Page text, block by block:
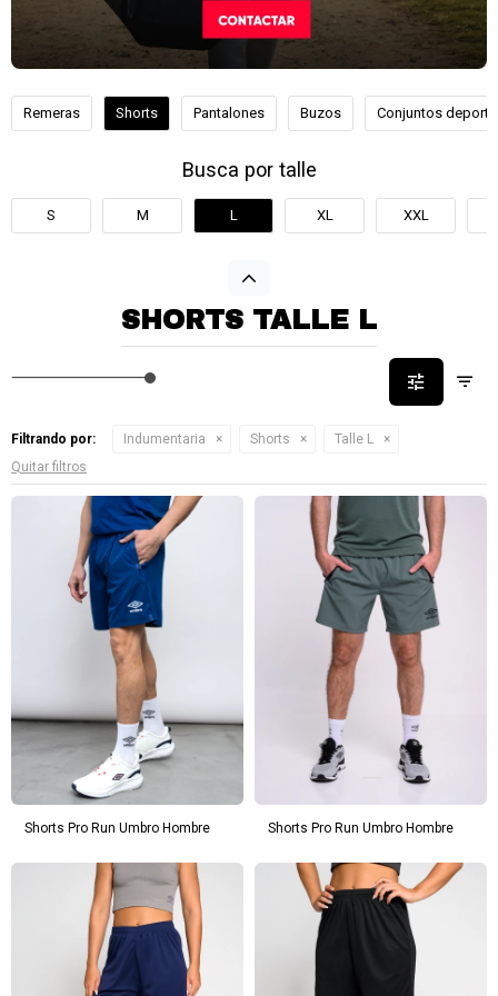
Remeras Shorts Pantalones Buzos Conjuntos
Busca por talle
S M L XL XXL
SHORTS TALLE L
Filtrando por: Indumentaria Shorts
Talle L
Quitar filtros
Shorts Pro Run Umbro Hombre Shorts Pro Run Umbro Hombre